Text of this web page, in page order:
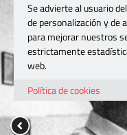
Se advierte al usuario
de personalización y de
para mejorar nuestros
estrictamente
web.
Política de cookies